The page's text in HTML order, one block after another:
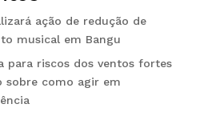
ação de redução de
musical em Bangu
para riscos dos ventos fortes
sobre como agir em